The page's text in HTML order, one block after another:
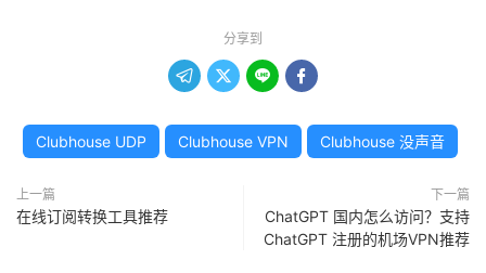
分享到
   
Clubhouse UDP Clubhouse VPN Clubhouse 没声音
上一篇
在线订阅转换工具推荐
下一篇
ChatGPT 国内怎么访问？支持
ChatGPT 注册的机场VPN推荐